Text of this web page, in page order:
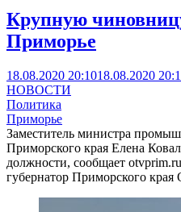
Крупную
Приморье
18.08.2020 20:1018.08.2020
НОВОСТИ
Политика
Приморье
Заместитель министра
Приморского края Елена
должности, сообщает
губернатор Приморского